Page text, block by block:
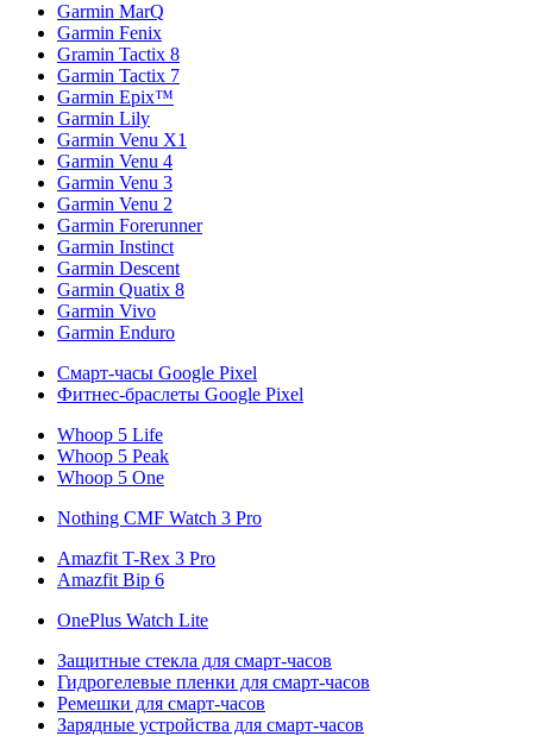
Garmin MarQ
Garmin Fenix
Gramin Tactix 8
Garmin Tactix 7
Garmin Epix™
Garmin Lily
Garmin Venu X1
Garmin Venu 4
Garmin Venu 3
Garmin Venu 2
Garmin Forerunner
Garmin Instinct
Garmin Descent
Garmin Quatix 8
Garmin Vivo
Garmin Enduro
Смарт-часы Google Pixel
Фитнес-браслеты Google Pixel
Whoop 5 Life
Whoop 5 Peak
Whoop 5 One
Nothing CMF Watch 3 Pro
Amazfit T-Rex 3 Pro
Amazfit Bip 6
OnePlus Watch Lite
Защитные стекла для смарт-часов
Гидрогелевые пленки для смарт-часов
Ремешки для смарт-часов
Зарядные устройства для смарт-часов